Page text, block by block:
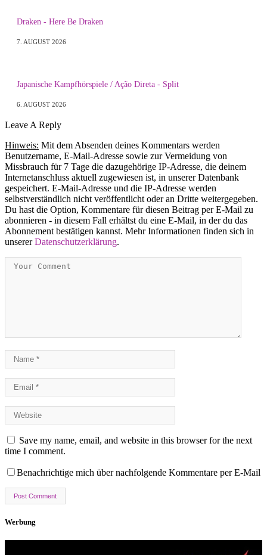
Draken - Here Be Draken
7. AUGUST 2026
Japanische Kampfhörspiele / Ação Direta - Split
6. AUGUST 2026
Leave A Reply
Hinweis: Mit dem Absenden deines Kommentars werden
Benutzername, E-Mail-Adresse sowie zur Vermeidung von
Missbrauch für 7 Tage die dazugehörige IP-Adresse, die deinem
Internetanschluss aktuell zugewiesen ist, in unserer Datenbank
gespeichert. E-Mail-Adresse und die IP-Adresse werden
selbstverständlich nicht veröffentlicht oder an Dritte weitergegeben.
Du hast die Option, Kommentare für diesen Beitrag per E-Mail zu
abonnieren - in diesem Fall erhältst du eine E-Mail, in der du das
Abonnement bestätigen kannst. Mehr Informationen finden sich in
unsererDatenschutzerklärung.
Save my name, email, and website in this browser for the next
time I comment.
Benachrichtige mich über nachfolgende Kommentare per E-Mail
Werbung